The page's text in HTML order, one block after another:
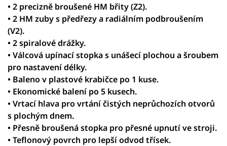
• 2 precizně broušené HM břity (Z2).
• 2 HM zuby s předřezy a radiálním podbroušením
(V2).
• 2 spiralové drážky.
• Válcová upínací stopka s unášecí plochou a šroubem
pro nastavení délky.
• Baleno v plastové krabičce po 1 kuse.
• Ekonomické balení po 5 kusech.
• Vrtací hlava pro vrtání čistých neprůchozích otvorů
s plochým dnem.
• Přesně broušená stopka pro přesné upnutí ve stroji.
• Teflonový povrch pro lepší odvod třísek.